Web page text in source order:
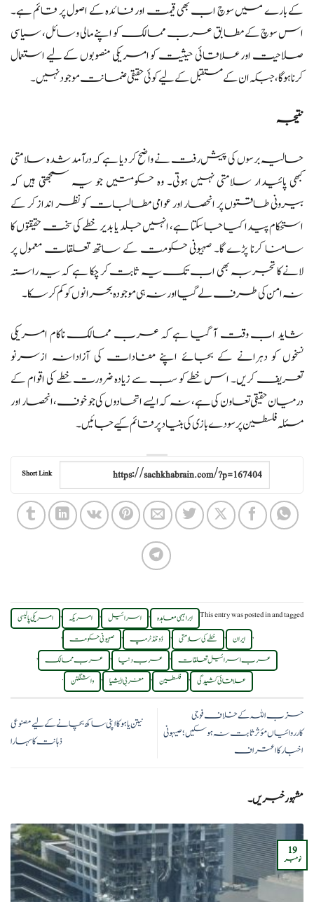
کے بارے میں سوچ اب بھی قیمت اور فائدہ کے اصول پر قائم ہے۔
اس سوچ کے مطابق عرب ممالک کو اپنے مالی وسائل، سیاسی
صلاحیت اور علاقائی حیثیت کو امریکی منصوبوں کے لیے استعمال
کرنا ہوگا، جبکہ ان کے مستقبل کے لیے کوئی حقیقی ضمانت موجود نہیں۔
نتیجہ
حالیہ برسوں کی پیش رفت نے واضح کر دیا ہے کہ درآمد شدہ سلامتی
کبھی پائیدار سلامتی نہیں ہوتی۔ وہ حکومتیں جو یہ سمجھتی ہیں کہ
بیرونی طاقتوں پر انحصار اور عوامی مطالبات کو نظر انداز کر کے
استحکام پیدا کیا جا سکتا ہے، انہیں جلد یا بدیر خطے کی سخت حقیقتوں کا
سامنا کرنا پڑے گا۔ صہیونی حکومت کے ساتھ تعلقات معمول پر
لانے کا تجربہ بھی اب تک یہ ثابت کر چکا ہے کہ یہ راستہ
نہ امن کی طرف لے گیا اور نہ ہی موجودہ بحرانوں کو کم کر سکا۔
شاید اب وقت آ گیا ہے کہ عرب ممالک ناکام امریکی
نسخوں کو دہرانے کے بجائے اپنے مفادات کی آزادانہ ازسرنو
تعریف کریں۔ اس خطے کو سب سے زیادہ ضرورت خطے کی اقوام کے
درمیان حقیقی تعاون کی ہے، نہ کہ ایسے اتحادوں کی جو خوف، انحصار اور
مسئلہ فلسطین پر سودے بازی کی بنیاد پر قائم کیے جائیں۔
Short Link
This entry was posted inand tagged ابراہیمی معاہدہ , اسرائیل , امریکہ , امریکی پالیسی
, ایران , خطے کی سلامتی , ڈونلڈ ٹرمپ , صہیونی حکومت ,
عرب اسرائیل تعلقات , عرب دنیا , عرب ممالک ,
علاقائی کشیدگی , فلسطین , مغربی ایشیا , واشنگٹن .
حزب اللہ کے خلاف فوجی
کارروائیاں مؤثر ثابت نہ ہو سکیں؛صیہونی
اخبار کا اعتراف
نیتن یاہو کا اپنی ساکھ بچانے کے لیے مصنوعی
ذہانت کا سہارا
مشہور خبریں۔
19
نومبر